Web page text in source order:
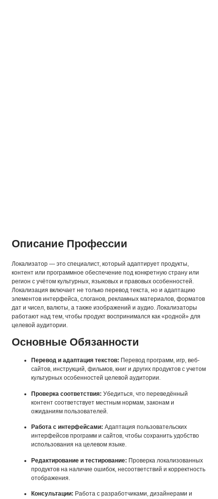
Описание Профессии
Локализатор — это специалист, который адаптирует продукты,
контент или программное обеспечение под конкретную страну или
регион с учётом культурных, языковых и правовых особенностей.
Локализация включает не только перевод текста, но и адаптацию
элементов интерфейса, слоганов, рекламных материалов, форматов
дат и чисел, валюты, а также изображений и аудио. Локализаторы
работают над тем, чтобы продукт воспринимался как «родной» для
целевой аудитории.
Основные Обязанности
Перевод и адаптация текстов: Перевод программ, игр, веб-
сайтов, инструкций, фильмов, книг и других продуктов с учетом
культурных особенностей целевой аудитории.
Проверка соответствия: Убедиться, что переведённый
контент соответствует местным нормам, законам и
ожиданиям пользователей.
Работа с интерфейсами: Адаптация пользовательских
интерфейсов программ и сайтов, чтобы сохранить удобство
использования на целевом языке.
Редактирование и тестирование: Проверка локализованных
продуктов на наличие ошибок, несоответствий и корректность
отображения.
Консультации: Работа с разработчиками, дизайнерами и